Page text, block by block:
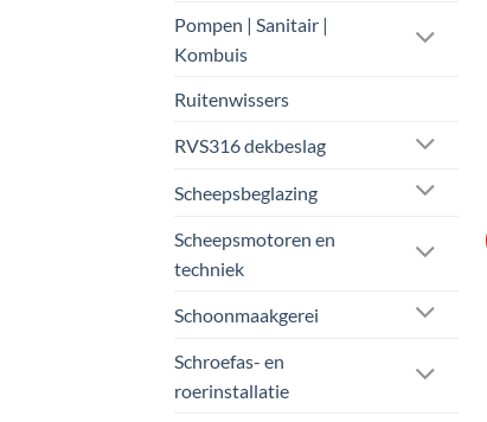
Pompen | Sanitair |
Kombuis
Ruitenwissers
RVS316 dekbeslag
Scheepsbeglazing
Scheepsmotoren en
techniek
Schoonmaakgerei
Schroefas- en
roerinstallatie